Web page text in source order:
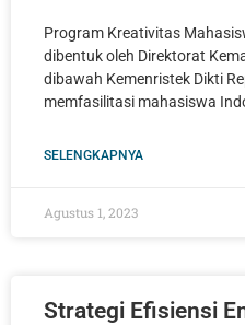
Program Kreativitas
dibentuk oleh Direktorat
dibawah Kemenristek Dikti
memfasilitasi mahasiswa
SELENGKAPNYA
Agustus 1, 2023
Strategi Efisiensi